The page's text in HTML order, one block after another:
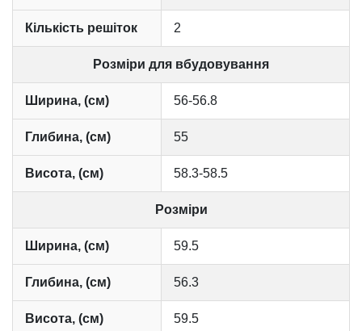
Кількість решіток 2
Розміри для вбудовування
Ширина, (см) 56-56.8
Глибина, (см) 55
Висота, (см) 58.3-58.5
Розміри
Ширина, (см) 59.5
Глибина, (см) 56.3
Висота, (см) 59.5